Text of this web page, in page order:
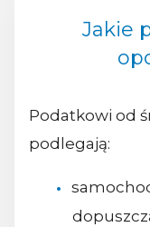
Jakie
Podatkowi od
podlegają: